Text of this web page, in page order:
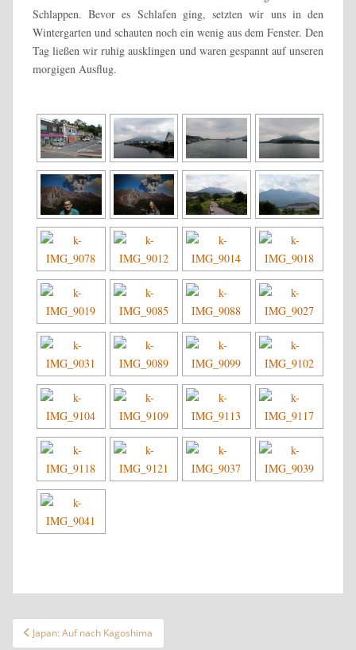
Schlappen. Bevor es Schlafen ging, setzten wir uns in den
Wintergarten und schauten noch ein wenig aus dem Fenster. Den
Tag ließen wir ruhig ausklingen und waren gespannt auf unseren
morgigen Ausflug.
Beitragsnavigation
Japan: Auf nach Kagoshima